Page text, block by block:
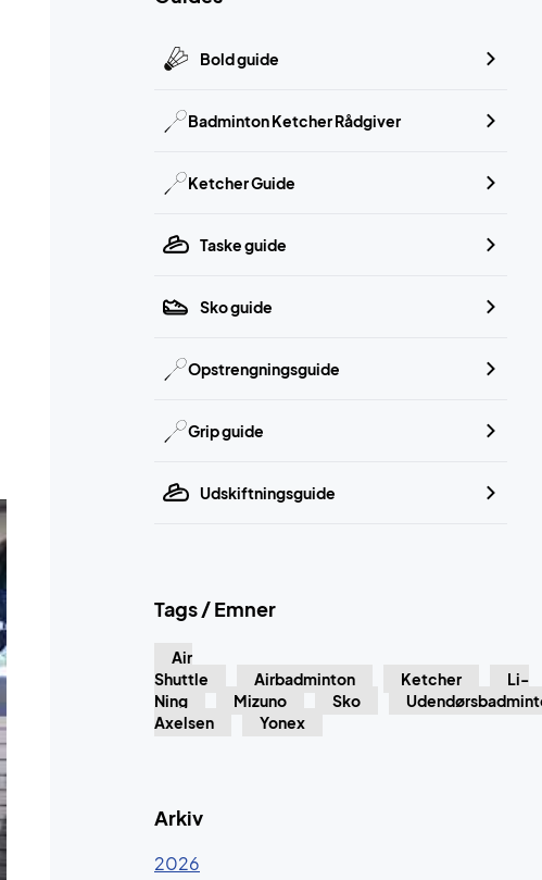
Bold guide
Badminton Ketcher Rådgiver
Ketcher Guide
Taske guide
Sko guide
Opstrengningsguide
Grip guide
Udskiftningsguide
Tags / Emner
Air
Shuttle
Airbadminton Ketcher
Li-
Ning
Mizuno Sko
Axelsen
Yonex
Arkiv
2026